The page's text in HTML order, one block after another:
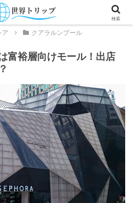
ア クアラルンプール
富裕層向けモール！出店
検索